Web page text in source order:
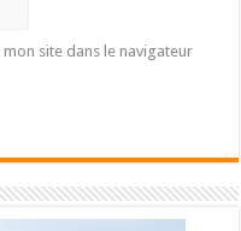
site dans le navigateur